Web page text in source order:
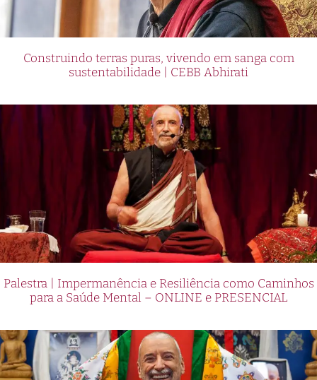
Construindo terras puras, vivendo em sanga com
sustentabilidade | CEBB Abhirati
Palestra | Impermanência e Resiliência como Caminhos
para a Saúde Mental – ONLINE e PRESENCIAL